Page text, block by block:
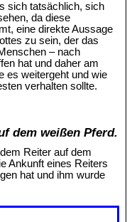
sich tatsächlich, sich
da diese
eine direkte Aussage
zu sein, der das
– nach
hat und daher am
es weitergeht und wie
verhalten sollte.
dem weißen Pferd.
Reiter auf dem
Ankunft eines Reiters
hat und ihm wurde